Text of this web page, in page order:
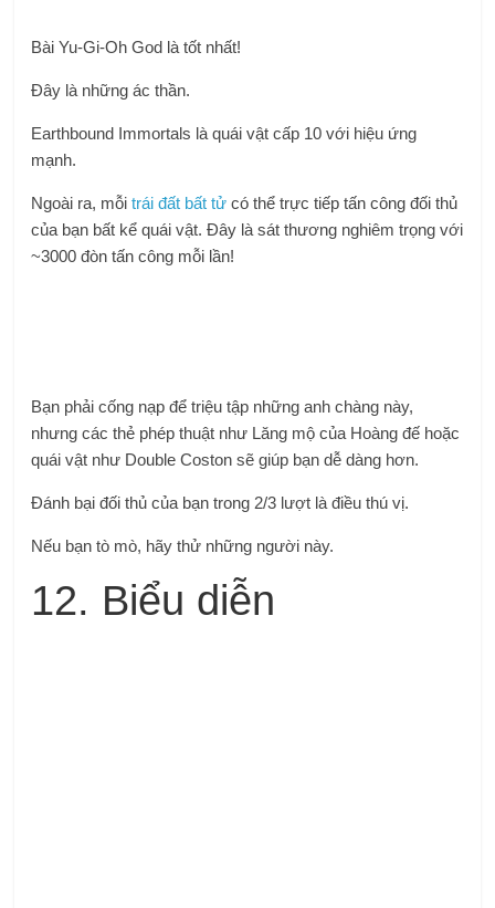
Bài Yu-Gi-Oh God là tốt nhất!
Đây là những ác thần.
Earthbound Immortals là quái vật cấp 10 với hiệu ứng
mạnh.
Ngoài ra, mỗitrái đất bất tử có thể trực tiếp tấn công đối thủ
của bạn bất kể quái vật. Đây là sát thương nghiêm trọng với
~3000 đòn tấn công mỗi lần!
Bạn phải cống nạp để triệu tập những anh chàng này,
nhưng các thẻ phép thuật như Lăng mộ của Hoàng đế hoặc
quái vật như Double Coston sẽ giúp bạn dễ dàng hơn.
Đánh bại đối thủ của bạn trong 2/3 lượt là điều thú vị.
Nếu bạn tò mò, hãy thử những người này.
12. Biểu diễn